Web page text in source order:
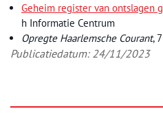
Geheim register van ontslagen
h Informatie Centrum
Opregte Haarlemsche Courant,
Publicatiedatum: 24/11/2023